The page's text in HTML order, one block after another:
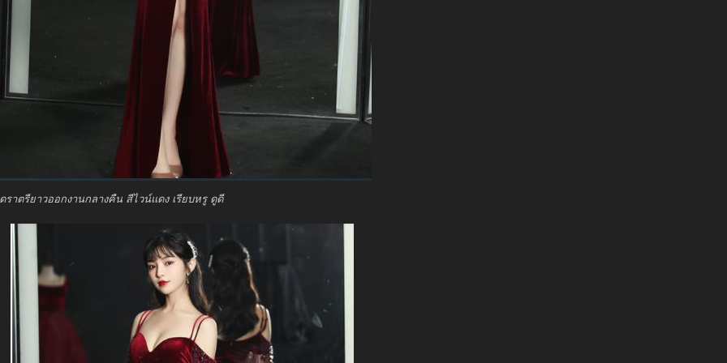
ราตรียาวออกงานกลางคืน สีไวน์แดง เรียบหรู ดูดี